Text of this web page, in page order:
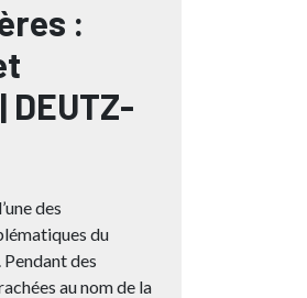
:
des
du
des
au nom de la